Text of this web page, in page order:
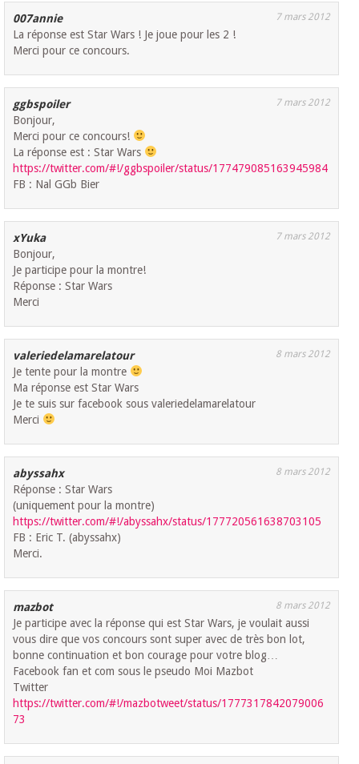
007annie 7 mars 2012
La réponse est Star Wars ! Je joue pour les 2 !
Merci pour ce concours.
ggbspoiler 7 mars 2012
Bonjour,
Merci pour ce concours!
La réponse est : Star Wars
https://twitter.com/#!/ggbspoiler/status/177479085163945984
FB : Nal GGb Bier
xYuka 7 mars 2012
Bonjour,
Je participe pour la montre!
Réponse : Star Wars
Merci
valeriedelamarelatour 8 mars 2012
Je tente pour la montre
Ma réponse est Star Wars
Je te suis sur facebook sous valeriedelamarelatour
Merci
abyssahx 8 mars 2012
Réponse : Star Wars
(uniquement pour la montre)
https://twitter.com/#!/abyssahx/status/177720561638703105
FB : Eric T. (abyssahx)
Merci.
mazbot 8 mars 2012
Je participe avec la réponse qui est Star Wars, je voulait aussi
vous dire que vos concours sont super avec de très bon lot,
bonne continuation et bon courage pour votre blog…
Facebook fan et com sous le pseudo Moi Mazbot
Twitter
https://twitter.com/#!/mazbotweet/status/1777317842079006
73